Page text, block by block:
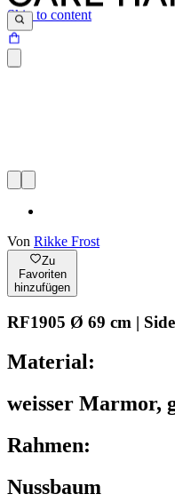
Skip to content
Von Rikke Frost
Zu
Favoriten
hinzufügen
RF1905 Ø 69 cm |
Material:
weisser Marmor,
Rahmen:
Nussbaum